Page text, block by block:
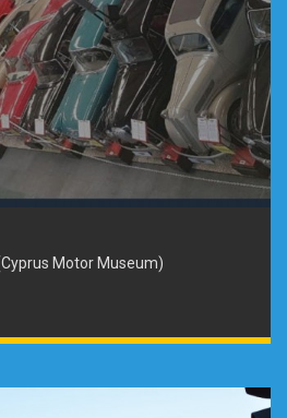
Motor Museum)